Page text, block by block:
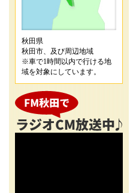
秋田県
秋田市、及び周辺地域
※車で1時間以内で行ける地
域を対象にしています。